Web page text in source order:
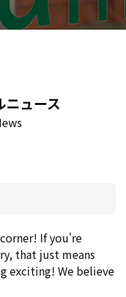
ニュース
If you're
that just means
exciting! We believe